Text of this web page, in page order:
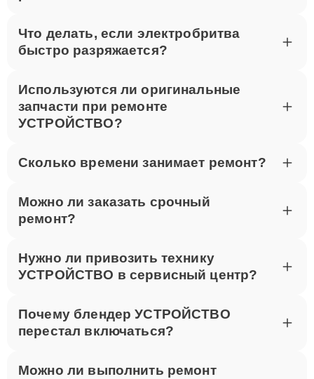
Что делать, если электробритва
быстро разряжается?
Используются ли оригинальные
запчасти при ремонте
УСТРОЙСТВО?
Сколько времени занимает ремонт?
Можно ли заказать срочный
ремонт?
Нужно ли привозить технику
УСТРОЙСТВО в сервисный центр?
Почему блендер УСТРОЙСТВО
перестал включаться?
Можно ли выполнить ремонт